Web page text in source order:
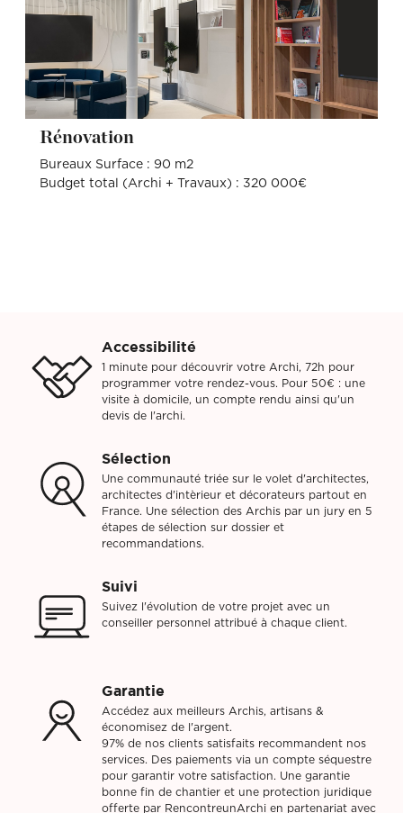
Rénovation
Bureaux Surface : 90 m2
Budget total (Archi + Travaux) : 320 000€
Accessibilité
1 minute pour découvrir votre Archi, 72h pour
programmer votre rendez-vous. Pour 50€ : une
visite à domicile, un compte rendu ainsi qu'un
devis de l'archi.
Sélection
Une communauté triée sur le volet d'architectes,
architectes d'intèrieur et décorateurs partout en
France. Une sélection des Archis par un jury en 5
étapes de sélection sur dossier et
recommandations.
Suivi
Suivez l'évolution de votre projet avec un
conseiller personnel attribué à chaque client.
Garantie
Accédez aux meilleurs Archis, artisans &
économisez de l'argent.
97% de nos clients satisfaits recommandent nos
services. Des paiements via un compte séquestre
pour garantir votre satisfaction. Une garantie
bonne fin de chantier et une protection juridique
offerte par RencontreunArchi en partenariat avec